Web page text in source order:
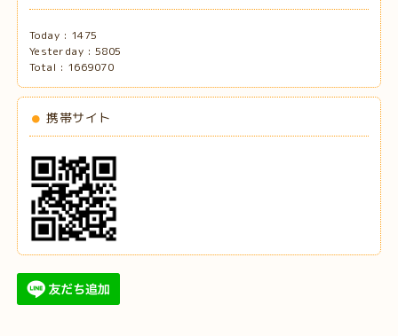
Today : 1475
Yesterday : 5805
Total : 1669070
携帯サイト